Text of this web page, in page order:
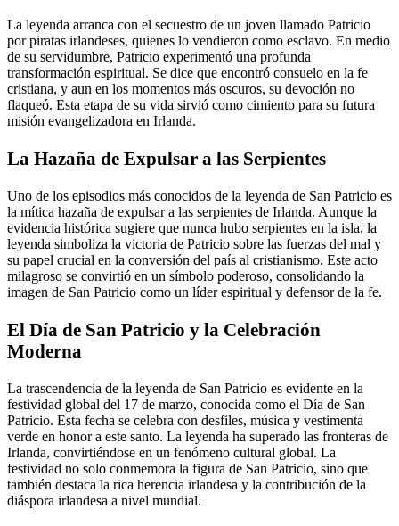
La leyenda arranca con el secuestro de un joven llamado Patricio
por piratas irlandeses, quienes lo vendieron como esclavo. En medio
de su servidumbre, Patricio experimentó una profunda
transformación espiritual. Se dice que encontró consuelo en la fe
cristiana, y aun en los momentos más oscuros, su devoción no
flaqueó. Esta etapa de su vida sirvió como cimiento para su futura
misión evangelizadora en Irlanda.
La Hazaña de Expulsar a las Serpientes
Uno de los episodios más conocidos de la leyenda de San Patricio es
la mítica hazaña de expulsar a las serpientes de Irlanda. Aunque la
evidencia histórica sugiere que nunca hubo serpientes en la isla, la
leyenda simboliza la victoria de Patricio sobre las fuerzas del mal y
su papel crucial en la conversión del país al cristianismo. Este acto
milagroso se convirtió en un símbolo poderoso, consolidando la
imagen de San Patricio como un líder espiritual y defensor de la fe.
El Día de San Patricio y la Celebración
Moderna
La trascendencia de la leyenda de San Patricio es evidente en la
festividad global del 17 de marzo, conocida como el Día de San
Patricio. Esta fecha se celebra con desfiles, música y vestimenta
verde en honor a este santo. La leyenda ha superado las fronteras de
Irlanda, convirtiéndose en un fenómeno cultural global. La
festividad no solo conmemora la figura de San Patricio, sino que
también destaca la rica herencia irlandesa y la contribución de la
diáspora irlandesa a nivel mundial.